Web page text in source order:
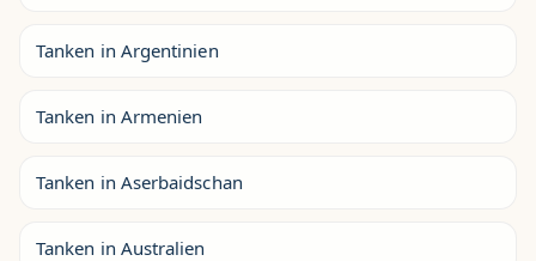
Tanken in Argentinien
Tanken in Armenien
Tanken in Aserbaidschan
Tanken in Australien